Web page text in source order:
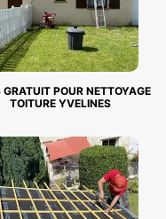
GRATUIT POUR NETTOYAGE
TOITURE YVELINES